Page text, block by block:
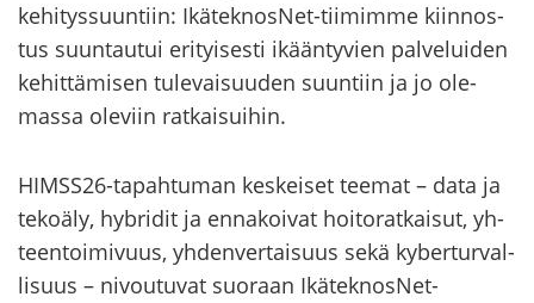
ke­hi­tys­suun­tiin: IkäteknosNet-​tiimimme kiin­nos­
tus suun­tau­tui eri­tyi­ses­ti ikään­ty­vien pal­ve­lui­den
ke­hit­tä­mi­sen tu­le­vai­suu­den suun­tiin ja jo ole­
mas­sa ole­viin rat­kai­sui­hin.
HIMSS26-​tapahtuman kes­kei­set tee­mat – data ja
te­ko­ä­ly, hy­bri­dit ja en­na­koi­vat hoi­to­rat­kai­sut, yh­
teen­toi­mi­vuus, yh­den­ver­tai­suus sekä ky­ber­tur­val­
li­suus – ni­vou­tu­vat suo­raan IkäteknosNet-​